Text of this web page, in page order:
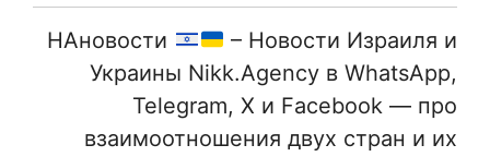
НАновости
– Новости Израиля и
Украины Nikk.Agency в WhatsApp,
Telegram, X и Facebook — про
взаимоотношения двух стран и их